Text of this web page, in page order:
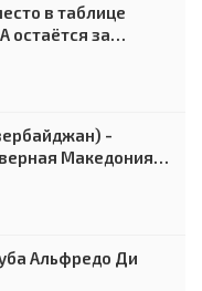
в таблице
остаётся за
-
Македония) -
Альфредо Ди